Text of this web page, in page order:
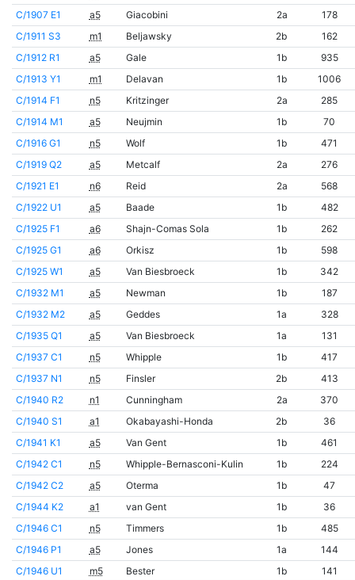
C/1907 E1
a5 Giacobini 2a
178
C/1911 S3
m1 Beljawsky 2b
162
C/1912 R1
a5 Gale 1b
935
C/1913 Y1
m1 Delavan 1b
1006
C/1914 F1
n5 Kritzinger 2a
285
C/1914 M1
a5 Neujmin 1b
70
C/1916 G1
n5 Wolf 1b
471
C/1919 Q2
a5 Metcalf 2a
276
C/1921 E1
n6 Reid 2a
568
C/1922 U1
a5 Baade 1b
482
C/1925 F1
a6 Shajn-Comas Sola 1b
262
C/1925 G1
a6 Orkisz 1b
598
C/1925 W1
a5 Van Biesbroeck 1b
342
C/1932 M1
a5 Newman 1b
187
C/1932 M2
a5 Geddes 1a
328
C/1935 Q1
a5 Van Biesbroeck 1a
131
C/1937 C1
n5 Whipple 1b
417
C/1937 N1
n5 Finsler 2b
413
C/1940 R2
n1 Cunningham 2a
370
C/1940 S1
a1 Okabayashi-Honda 2b
36
C/1941 K1
a5 Van Gent 1b
461
C/1942 C1
n5 Whipple-Bernasconi-Kulin 1b
224
C/1942 C2
a5 Oterma 1b
47
C/1944 K2
a1 van Gent 1b
36
C/1946 C1
n5 Timmers 1b
485
C/1946 P1
a5 Jones 1a
144
C/1946 U1
m5 Bester 1b
141